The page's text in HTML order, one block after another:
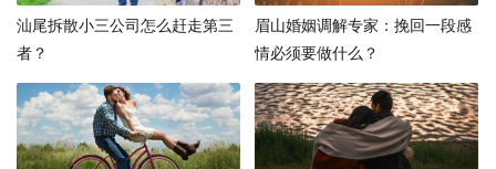
汕尾拆散小三公司怎么赶走第三
者？
眉山婚姻调解专家：挽回一段感
情必须要做什么？